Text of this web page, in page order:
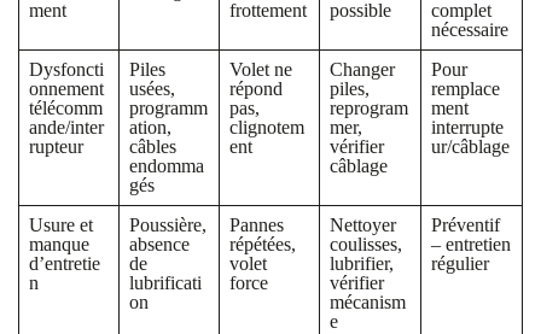
ment
frottement
possible
complet
nécessaire
Dysfoncti
onnement
télécomm
ande/inter
rupteur
Piles
usées,
programm
ation,
câbles
endomma
gés
Volet ne
répond
pas,
clignotem
ent
Changer
piles,
reprogram
mer,
vérifier
câblage
Pour
remplace
ment
interrupte
ur/câblage
Usure et
manque
d’entretie
n
Poussière,
absence
de
lubrificati
on
Pannes
répétées,
volet
force
Nettoyer
coulisses,
lubrifier,
vérifier
mécanism
e
Préventif
– entretien
régulier